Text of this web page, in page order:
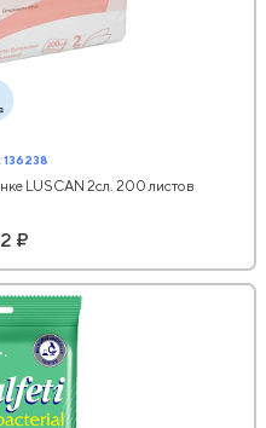
136238
LUSCAN 2сл. 200 листов
₽